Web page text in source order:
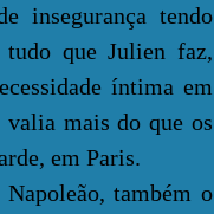
insegurança tendo
que Julien faz,
íntima em
valia mais do que os
em Paris.
também o